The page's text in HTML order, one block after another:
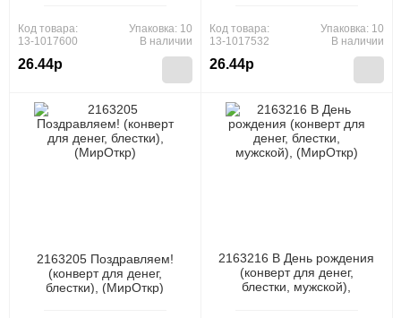
Код товара:
13-1017600
26.44р
Упаковка: 10
В наличии
Код товара:
13-1017532
26.44р
Упаковка: 10
В наличии
2163205 Поздравляем!
(конверт для денег,
блестки), (МирОткр)
2163216 В День рождения
(конверт для денег,
блестки, мужской),